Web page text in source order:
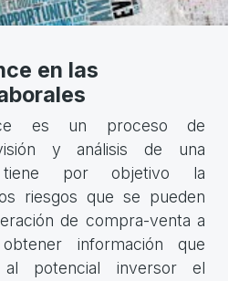
en las
es un proceso de
y análisis de una
por objetivo la
riesgos que se pueden
de compra-venta a
información que
al potencial inversor el